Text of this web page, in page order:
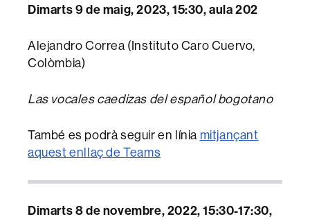
Dimarts 9 de maig, 2023, 15:30, aula 202
Alejandro Correa (Instituto Caro Cuervo,
Colòmbia)
Las vocales caedizas del español bogotano
També es podrà seguir en línia mitjançant
aquest enllaç de Teams
Dimarts 8 de novembre, 2022, 15:30-17:30,